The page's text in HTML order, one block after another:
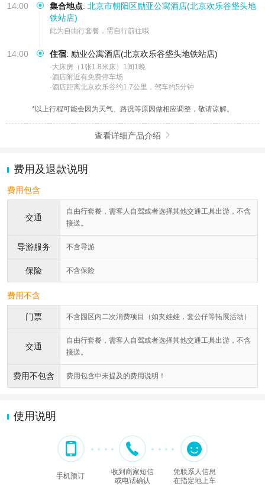
14:00 集合地点: 北京市朝阳区励亚公寓酒店(北京欢乐谷垡头地
铁站店)
此为自由行套餐，需自行前往哦
14:00 住宿: 励业公寓酒店(北京欢乐谷垡头地铁站店)
·大床房（1张1.8米床）1间1晚
·酒店附近有免费停车场
·酒店距离北京欢乐谷约1.7公里，驾车约5分钟
*以上行程可能会因为天气、路况等原因做相应调整，敬请谅解。
查看详细产品介绍 
费用及退款说明
费用包含
交通
自由行套餐，需客人自驾或者选择其他交通工具出游，不含
接送。
导游服务 不含导游
保险 不含保险
费用不含
门票 不含园区内二次消费项目（如夹娃娃，套公仔等拓展活动）
交通
自由行套餐，需客人自驾或者选择其他交通工具出游，不含
接送。
费用不包含 费用包含中未提及的费用说明！
使用说明
手机预订
收到商家短信
或电话确认
凭联系人信息
在指定地上车